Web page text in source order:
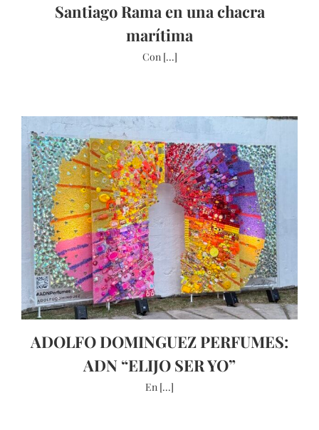
Santiago Rama en una chacra
marítima
Con [...]
ADOLFO DOMINGUEZ PERFUMES:
ADN “ELIJO SER YO”
En [...]